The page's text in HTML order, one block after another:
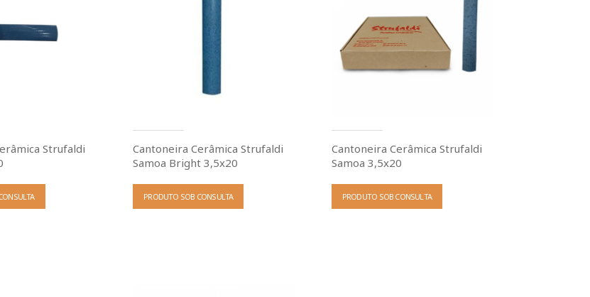
Strufaldi
Cantoneira Cerâmica Strufaldi
Samoa Bright 3,5x20
PRODUTO SOB CONSULTA
Cantoneira Cerâmica Strufaldi
Samoa 3,5x20
PRODUTO SOB CONSULTA